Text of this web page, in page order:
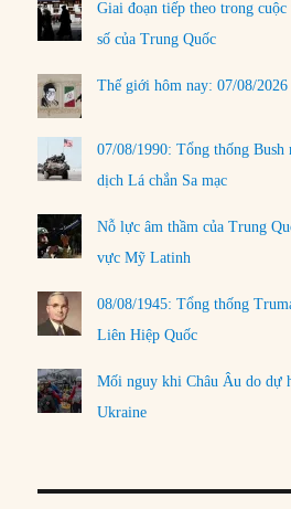
Giai đoạn tiếp theo trong
số của Trung Quốc
Thế giới hôm nay: 07/08/2026
07/08/1990: Tổng thống Bush
dịch Lá chắn Sa mạc
Nỗ lực âm thầm của Trung
vực Mỹ Latinh
08/08/1945: Tổng thống
Liên Hiệp Quốc
Mối nguy khi Châu Âu do dự
Ukraine